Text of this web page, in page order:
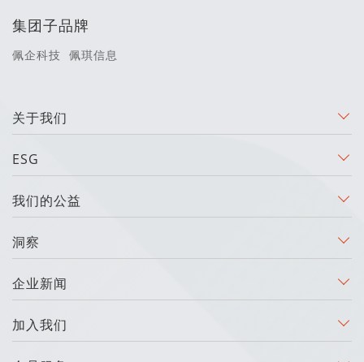
集团子品牌
佩企科技 佩琪信息
关于我们
ESG
我们的公益
洞察
企业新闻
加入我们